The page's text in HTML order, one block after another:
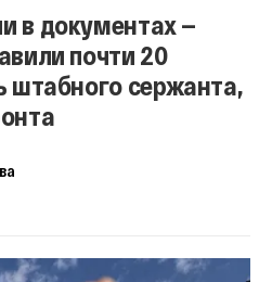
в документах —
почти 20
штабного сержанта,